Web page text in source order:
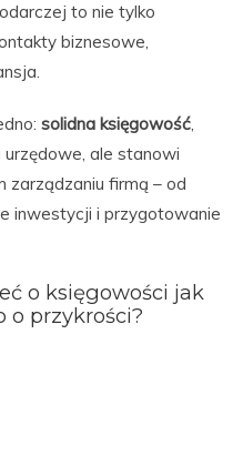
to nie tylko
biznesowe,
solidna księgowość,
urzędowe, ale stanowi
zarządzaniu firmą – od
inwestycji i przygotowanie
o księgowości jak
o przykrości?